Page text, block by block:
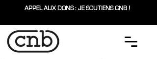
APPEL AUX DONS : JE SOUTIENS CNB !